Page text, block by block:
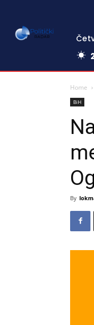
Home
BiH
By